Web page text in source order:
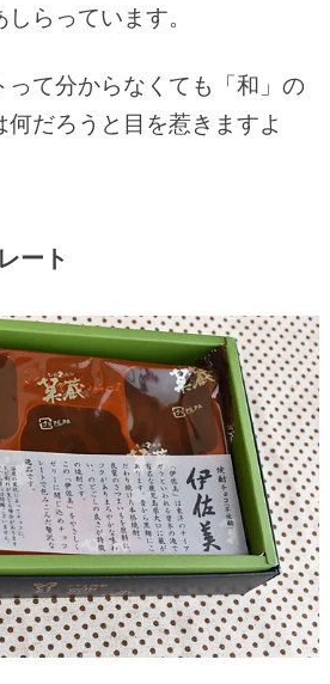
らっています。
て分からなくても「和」の
だろうと目を惹きますよ
ート